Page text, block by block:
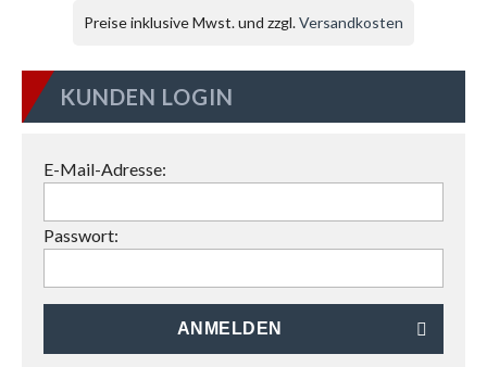
Preise inklusive Mwst. und zzgl.Versandkosten
KUNDEN LOGIN
E-Mail-Adresse:
Passwort:
ANMELDEN